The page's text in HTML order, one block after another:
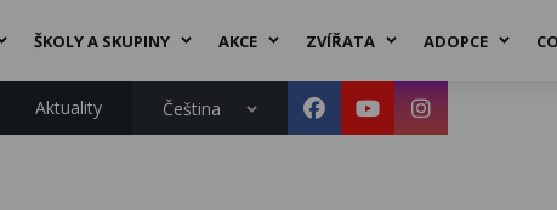
ŠKOLY A SKUPINY AKCE ZVÍŘATA ADOPCE
Aktuality Čeština